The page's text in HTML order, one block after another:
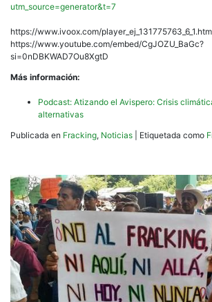
utm_source=generator&t=7
https://www.ivoox.com/
https://www.youtube.com/embed/CgJOZU_BaGc?
si=0nDBKWAD7Ou8XgtD
Más información:
Podcast: Atizando el Avispero: Crisis
alternativas
Publicada en Fracking, Noticias Etiquetada como